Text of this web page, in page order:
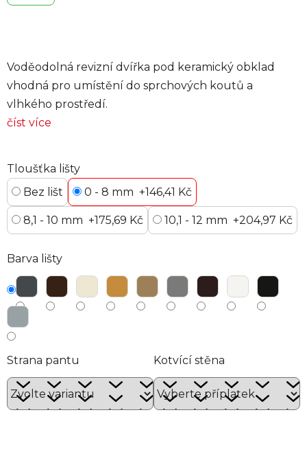
Voděodolná revizní dvířka pod keramický obklad
vhodná pro umístění do sprchových koutů a
vlhkého prostředí.
číst více
Tloušťka lišty
Bez lišt
0 - 8 mm +146,41 Kč
8,1 - 10 mm +175,69 Kč 10,1 - 12 mm +204,97 Kč
Barva lišty
Strana pantu Kotvící stěna